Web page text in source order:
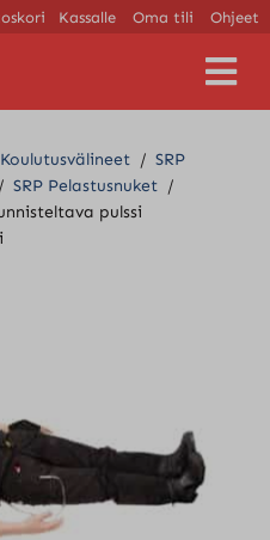
Kassalle Oma tili Ohjeet
V
a
l
Koulutusvälineet / SRP
/ SRP Pelastusnuket /
pulssi